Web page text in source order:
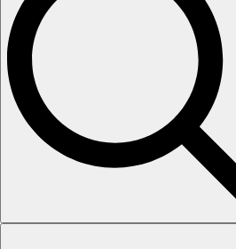
Search